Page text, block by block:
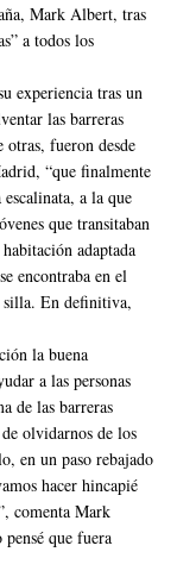
Mark Albert, tras
a todos los
experiencia tras un
las barreras
otras, fueron desde
“que finalmente
a la que
que transitaban
adaptada
encontraba en el
silla. En definitiva,
la buena
a las personas
de las barreras
olvidarnos de los
en un paso rebajado
hacer hincapié
comenta Mark
que fuera